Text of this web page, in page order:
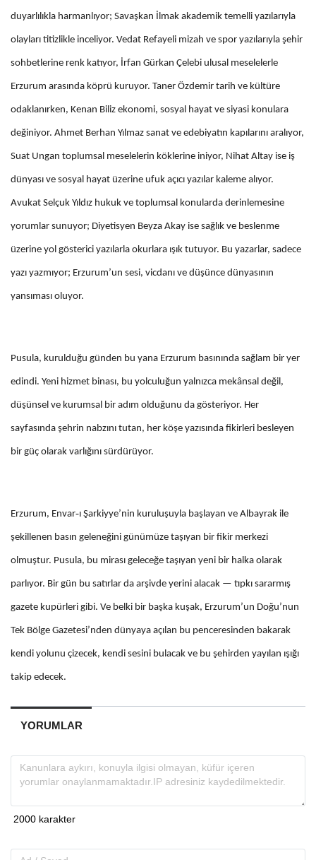
duyarlılıkla harmanlıyor; Savaşkan İlmak akademik temelli yazılarıyla
olayları titizlikle inceliyor. Vedat Refayeli mizah ve spor yazılarıyla şehir
sohbetlerine renk katıyor, İrfan Gürkan Çelebi ulusal meselelerle
Erzurum arasında köprü kuruyor. Taner Özdemir tarih ve kültüre
odaklanırken, Kenan Biliz ekonomi, sosyal hayat ve siyasi konulara
değiniyor. Ahmet Berhan Yılmaz sanat ve edebiyatın kapılarını aralıyor,
Suat Ungan toplumsal meselelerin köklerine iniyor, Nihat Altay ise iş
dünyası ve sosyal hayat üzerine ufuk açıcı yazılar kaleme alıyor.
Avukat Selçuk Yıldız hukuk ve toplumsal konularda derinlemesine
yorumlar sunuyor; Diyetisyen Beyza Akay ise sağlık ve beslenme
üzerine yol gösterici yazılarla okurlara ışık tutuyor. Bu yazarlar, sadece
yazı yazmıyor; Erzurum’un sesi, vicdanı ve düşünce dünyasının
yansıması oluyor.
Pusula, kurulduğu günden bu yana Erzurum basınında sağlam bir yer
edindi. Yeni hizmet binası, bu yolculuğun yalnızca mekânsal değil,
düşünsel ve kurumsal bir adım olduğunu da gösteriyor. Her
sayfasında şehrin nabzını tutan, her köşe yazısında fikirleri besleyen
bir güç olarak varlığını sürdürüyor.
Erzurum, Envar‑ı Şarkiyye’nin kuruluşuyla başlayan ve Albayrak ile
şekillenen basın geleneğini günümüze taşıyan bir fikir merkezi
olmuştur. Pusula, bu mirası geleceğe taşıyan yeni bir halka olarak
parlıyor. Bir gün bu satırlar da arşivde yerini alacak — tıpkı sararmış
gazete kupürleri gibi. Ve belki bir başka kuşak, Erzurum’un Doğu’nun
Tek Bölge Gazetesi’nden dünyaya açılan bu penceresinden bakarak
kendi yolunu çizecek, kendi sesini bulacak ve bu şehirden yayılan ışığı
takip edecek.
YORUMLAR